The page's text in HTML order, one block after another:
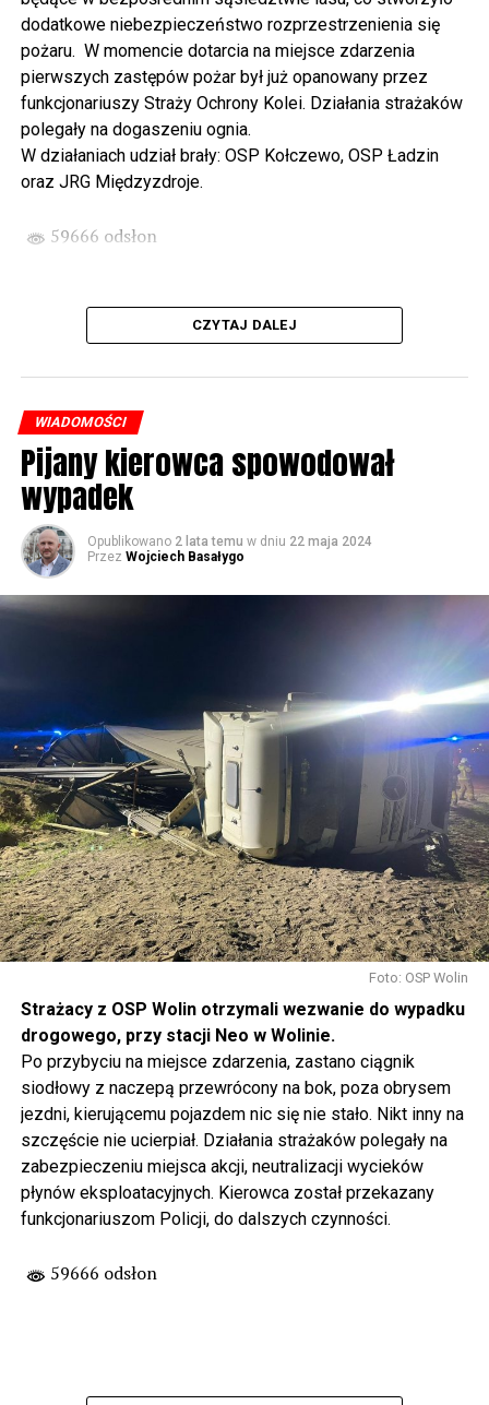
spod biblioteki). O godzinie 19.00 w kolegiacie
wysłuchamy organowego koncertu w wykonaniu
państwa Witkowskich.
Wyjątkowym wydarzeniem będzie koncert w wykonaniu
Kawuś Music Project, podczas którego wysłuchamy
polskich przebojów w jazzowej aranżacji (godz. 20.00
przed biblioteką). Podczas koncertu zaplanowaliśmy dla
Projektów Interreg VI A – Kultura i zrównoważona
turystyka.
(Niemcy), Biblioteka Publiczna Gminy Wolin, Parafia
Rzymskokatolicka w Wolinie
59667 odsłon
dodatkowe niebezpieczeństwo rozprzestrzenienia się
pożaru. W momencie dotarcia na miejsce zdarzenia
pierwszych zastępów pożar był już opanowany przez
funkcjonariuszy Straży Ochrony Kolei. Działania strażaków
polegały na dogaszeniu ognia.
W działaniach udział brały: OSP Kołczewo, OSP Ładzin
oraz JRG Międzyzdroje.
59666 odsłon
CZYTAJ DALEJ
WIADOMOŚCI
Pijany kierowca spowodował
wypadek
Opublikowano 2 lata temu w dniu 22 maja 2024
Przez Wojciech Basałygo
Foto: OSP Wolin
Strażacy z OSP Wolin otrzymali wezwanie do wypadku
drogowego, przy stacji Neo w Wolinie.
Po przybyciu na miejsce zdarzenia, zastano ciągnik
siodłowy z naczepą przewrócony na bok, poza obrysem
jezdni, kierującemu pojazdem nic się nie stało. Nikt inny na
szczęście nie ucierpiał. Działania strażaków polegały na
zabezpieczeniu miejsca akcji, neutralizacji wycieków
płynów eksploatacyjnych. Kierowca został przekazany
funkcjonariuszom Policji, do dalszych czynności.
59666 odsłon